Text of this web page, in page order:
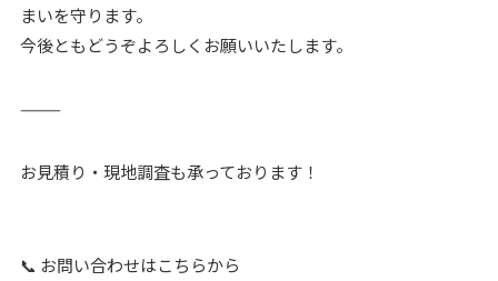
まいを守ります。
今後ともどうぞよろしくお願いいたします。
⸻
お見積り・現地調査も承っております！
📞 お問い合わせはこちらから